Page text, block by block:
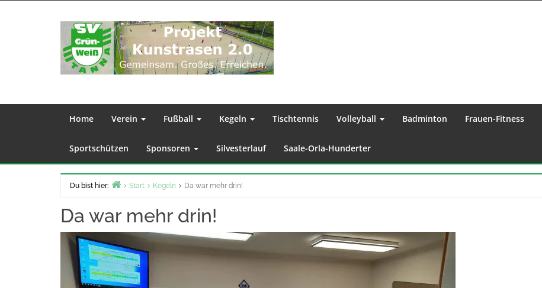
Home Verein Fußball Kegeln Tischtennis Volleyball Badminton Frauen-Fitness
Sportschützen Sponsoren Silvesterlauf Saale-Orla-Hunderter
Du bist hier: Start Kegeln Da war mehr drin!
Da war mehr drin!